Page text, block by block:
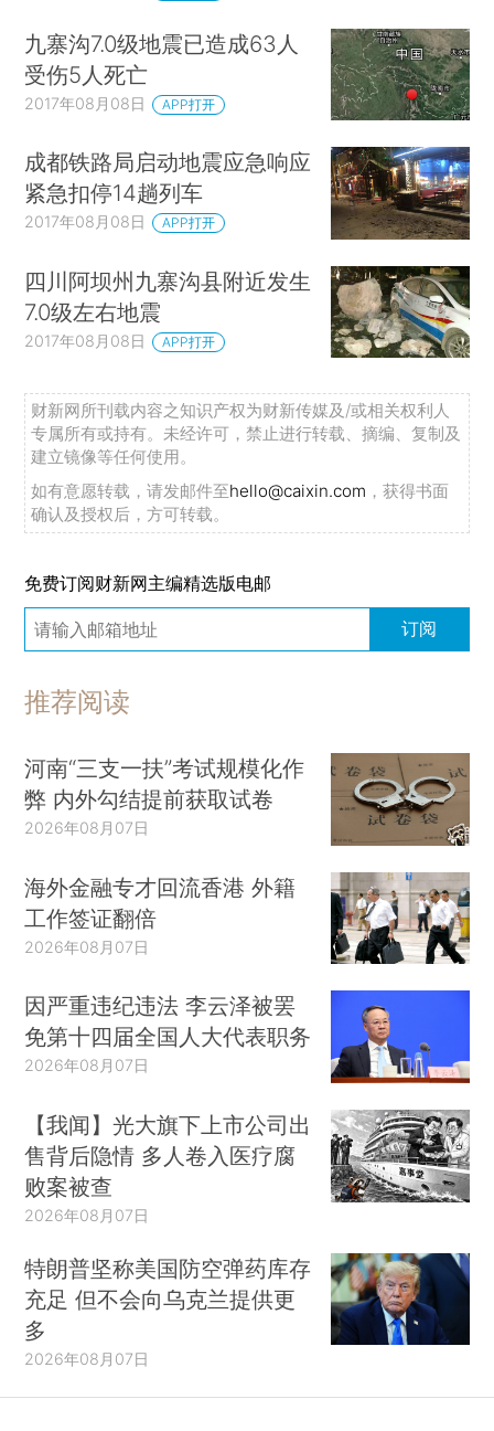
九寨沟7.0级地震已造成63人
受伤5人死亡
2017年08月08日 APP打开
成都铁路局启动地震应急响应
紧急扣停14趟列车
2017年08月08日 APP打开
四川阿坝州九寨沟县附近发生
7.0级左右地震
2017年08月08日 APP打开
财新网所刊载内容之知识产权为财新传媒及/或相关权利人
专属所有或持有。未经许可，禁止进行转载、摘编、复制及
建立镜像等任何使用。
如有意愿转载，请发邮件至hello@caixin.com ，获得书面
确认及授权后，方可转载。
免费订阅财新网主编精选版电邮
订阅
推荐阅读
河南“三支一扶”考试规模化作
弊 内外勾结提前获取试卷
2026年08月07日
海外金融专才回流香港 外籍
工作签证翻倍
2026年08月07日
因严重违纪违法 李云泽被罢
免第十四届全国人大代表职务
2026年08月07日
【我闻】光大旗下上市公司出
售背后隐情 多人卷入医疗腐
败案被查
2026年08月07日
特朗普坚称美国防空弹药库存
充足 但不会向乌克兰提供更
多
2026年08月07日